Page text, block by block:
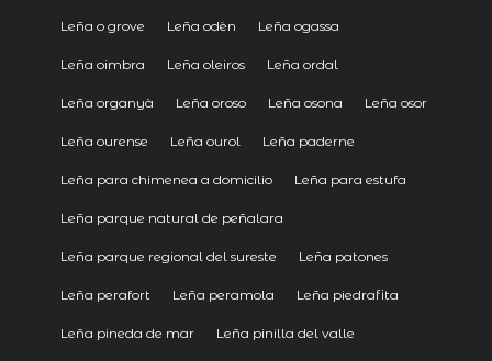
Leña o grove Leña odèn Leña ogassa
Leña oimbra Leña oleiros Leña ordal
Leña organyà Leña oroso Leña osona Leña osor
Leña ourense Leña ourol Leña paderne
Leña para chimenea a domicilio Leña para estufa
Leña parque natural de peñalara
Leña parque regional del sureste Leña patones
Leña perafort Leña peramola Leña piedrafita
Leña pineda de mar Leña pinilla del valle